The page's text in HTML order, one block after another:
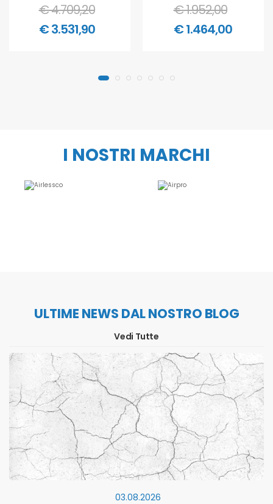
€ 4.709,20
€ 3.531,90
€ 1.952,00
€ 1.464,00
I NOSTRI MARCHI
ULTIME NEWS DAL NOSTRO BLOG
Vedi Tutte
03.08.2026